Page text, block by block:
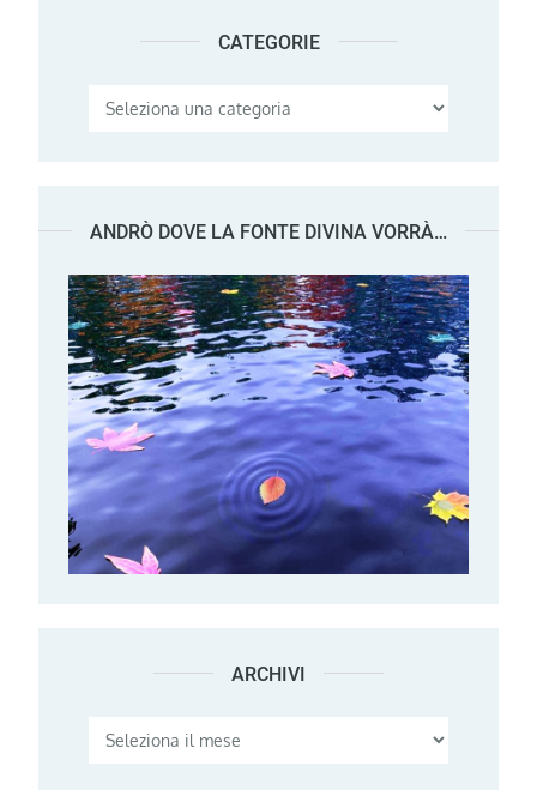
CATEGORIE
Categorie
ANDRÒ DOVE LA FONTE DIVINA VORRÀ…
ARCHIVI Archivi